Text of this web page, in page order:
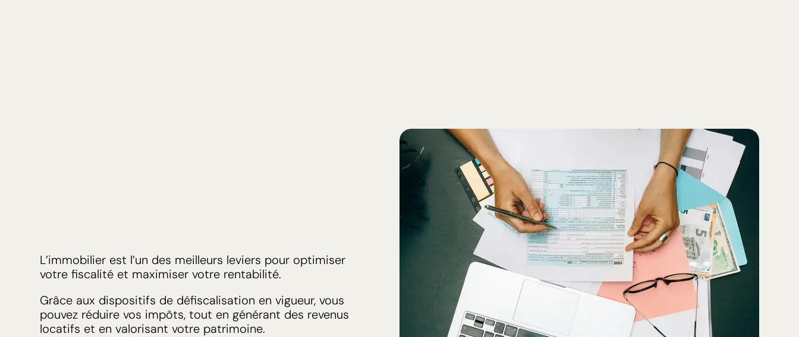
L’immobilier est l’un des meilleurs leviers pour optimiser
votre fiscalité et maximiser votre rentabilité.
Grâce aux dispositifs de défiscalisation en vigueur, vous
pouvez réduire vos impôts, tout en générant des revenus
locatifs et en valorisant votre patrimoine.